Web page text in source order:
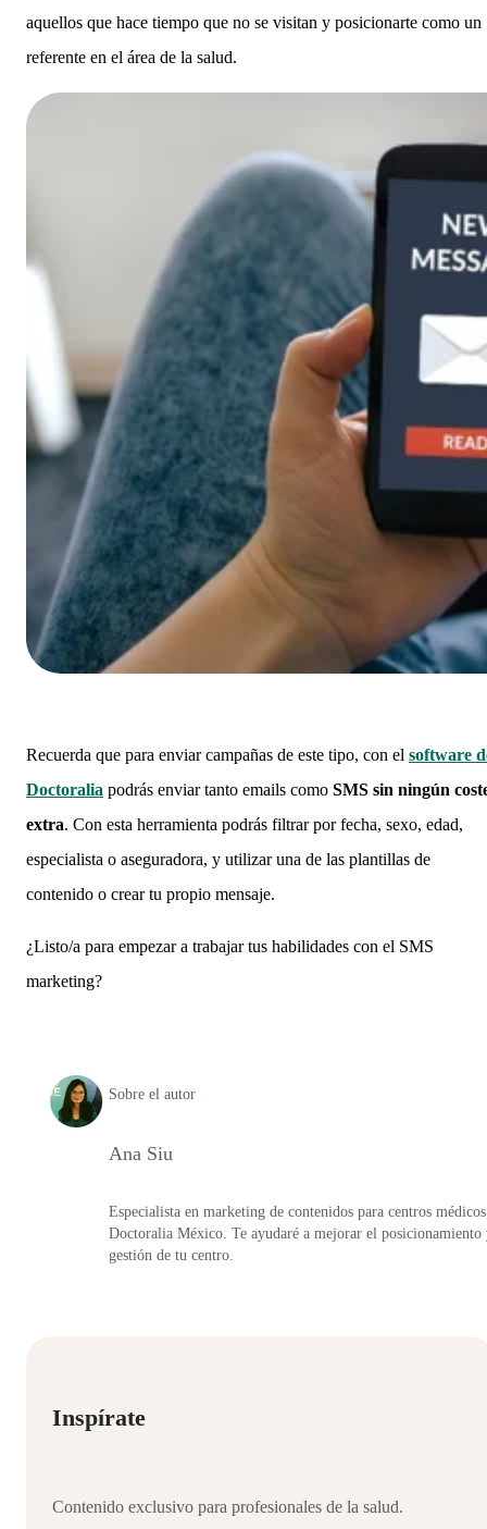
aquellos que hace tiempo que no se visitan y posicionarte como un
referente en el área de la salud.
Recuerda que para enviar campañas de este tipo, con el software
Doctoralia podrás enviar tanto emails como SMS sin ningún
extra. Con esta herramienta podrás filtrar por fecha, sexo, edad,
especialista o aseguradora, y utilizar una de las plantillas de
contenido o crear tu propio mensaje.
¿Listo/a para empezar a trabajar tus habilidades con el SMS
marketing?
Sobre el autor
Ana Siu
Especialista en marketing de contenidos para centros
Doctoralia México. Te ayudaré a mejorar el posicionamiento
gestión de tu centro.
Inspírate
Contenido exclusivo para profesionales de la salud.